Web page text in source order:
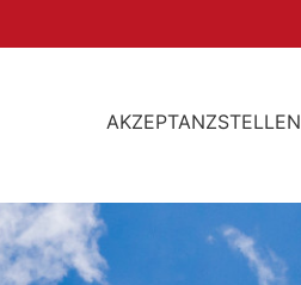
AKZEPTANZSTELLEN